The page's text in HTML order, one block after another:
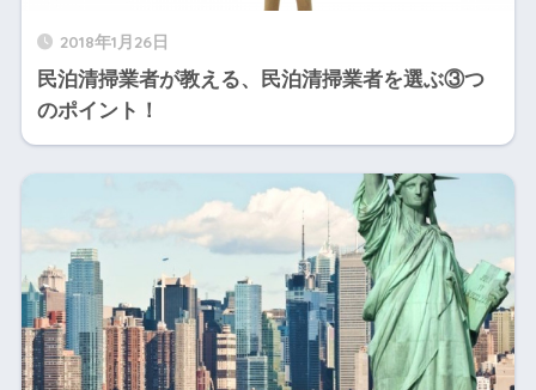
2018年1月26日
民泊清掃業者が教える、民泊清掃業者を選ぶ③つ
のポイント！